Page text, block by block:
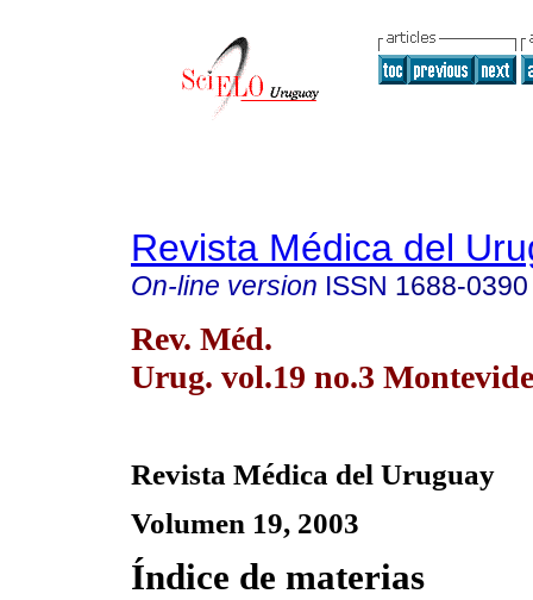
Revista Médica del
On-line version ISSN 1688-0390
Rev. Méd.
Urug. vol.19 no.3
Revista Médica del Uruguay
Volumen 19, 2003
Índice de materias